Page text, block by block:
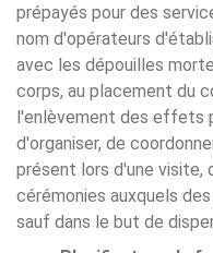
prépayés pour des
nom d'opérateurs
avec les dépouilles
corps, au placement du
l'enlèvement des effets
d'organiser, de
présent lors d'une visite,
cérémonies auxquels
sauf dans le but de